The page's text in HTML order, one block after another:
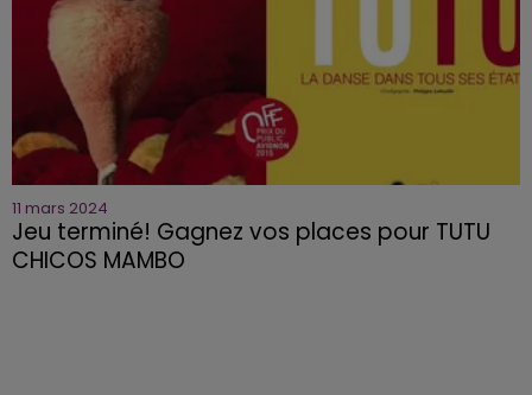
11 mars 2024
Jeu terminé! Gagnez vos places pour TUTU
CHICOS MAMBO